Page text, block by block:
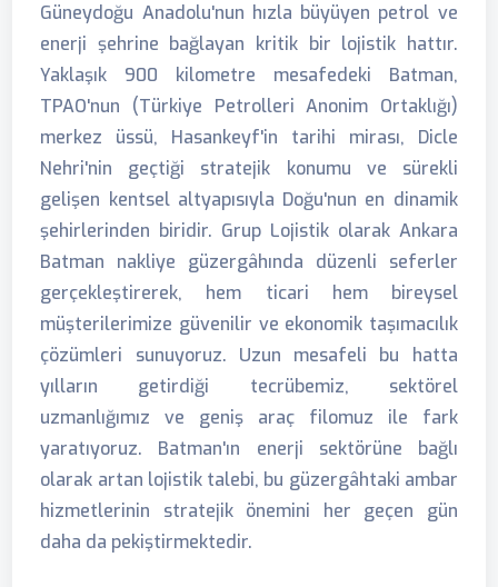
Güneydoğu Anadolu'nun hızla büyüyen petrol ve
enerji şehrine bağlayan kritik bir lojistik hattır.
Yaklaşık 900 kilometre mesafedeki Batman,
TPAO'nun (Türkiye Petrolleri Anonim Ortaklığı)
merkez üssü, Hasankeyf'in tarihi mirası, Dicle
Nehri'nin geçtiği stratejik konumu ve sürekli
gelişen kentsel altyapısıyla Doğu'nun en dinamik
şehirlerinden biridir. Grup Lojistik olarak Ankara
Batman nakliye güzergâhında düzenli seferler
gerçekleştirerek, hem ticari hem bireysel
müşterilerimize güvenilir ve ekonomik taşımacılık
çözümleri sunuyoruz. Uzun mesafeli bu hatta
yılların getirdiği tecrübemiz, sektörel
uzmanlığımız ve geniş araç filomuz ile fark
yaratıyoruz. Batman'ın enerji sektörüne bağlı
olarak artan lojistik talebi, bu güzergâhtaki ambar
hizmetlerinin stratejik önemini her geçen gün
daha da pekiştirmektedir.